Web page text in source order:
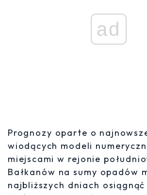
ad
Prognozy oparte o
wiodących modeli
miejscami w rejonie
Bałkanów na sumy opadów
najbliższych dniach